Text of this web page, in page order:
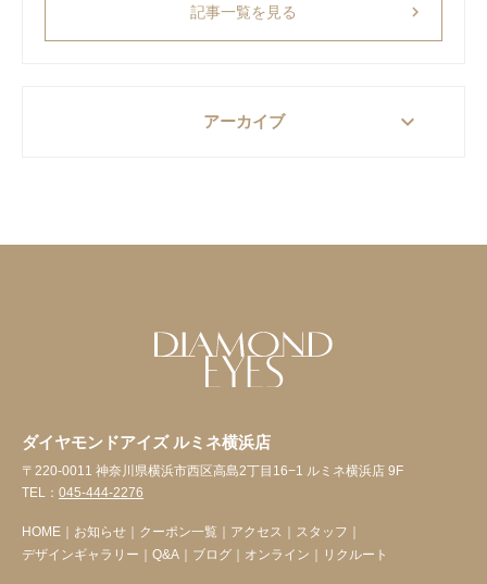
記事一覧を見る chevron_right
アーカイブ keyboard_arrow_down
ダイヤモンドアイズ ルミネ横浜店
〒220-0011 神奈川県横浜市西区高島2丁目16−1 ルミネ横浜店 9F
TEL： 045-444-2276
HOME お知らせ クーポン一覧 アクセス スタッフ
デザインギャラリー
Q&A ブログ オンライン リクルート